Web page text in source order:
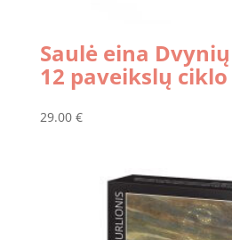
Saulė eina
12 paveikslų ciklo
29.00 €